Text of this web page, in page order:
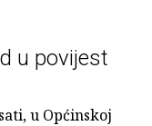
u povijest
u Općinskoj